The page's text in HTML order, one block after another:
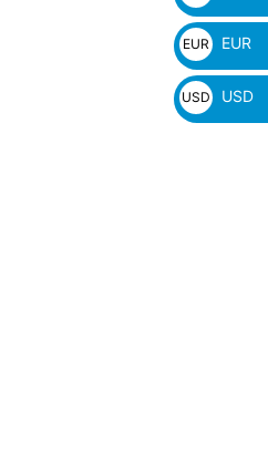
₴
EUR
€
EUR
USD
$
USD